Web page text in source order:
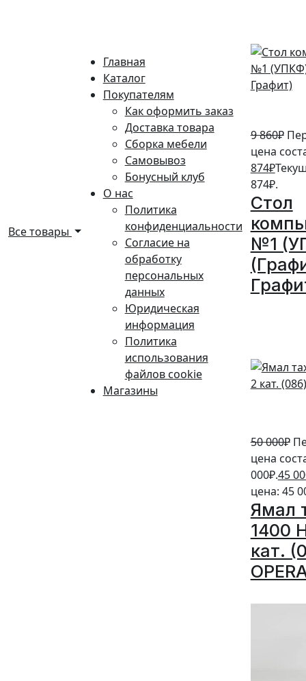
Все товары
Главная
Каталог
Покупателям
Как оформить заказ
Доставка товара
Сборка мебели
Самовывоз
Бонусный клуб
О нас
Политика
конфиденциальности
Согласие на
обработку
персональных
данных
Юридическая
информация
Политика
использования
файлов cookie
Магазины
9 860₽
цена
874₽
874₽.
Стол
№1
50 000₽
цена
000₽.45
цена: 45
Ямал
1400
кат.